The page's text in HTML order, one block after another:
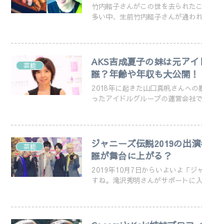
竹内結子さんがこの世を去られた
多い中、生前竹内結子さんが通わ
芸能
AKS吉成夏子の妹は元ア
誰？年齢や年収も大公開！
2018年に起きた山口真帆さんへ
ったアイドルグループの運営会社
芸能
ジャニーズ伝説2019の出
誰が舞台に上がる？
2019年10月7日からいよいよ「ジ
すね。滝沢秀明さんがサポートに